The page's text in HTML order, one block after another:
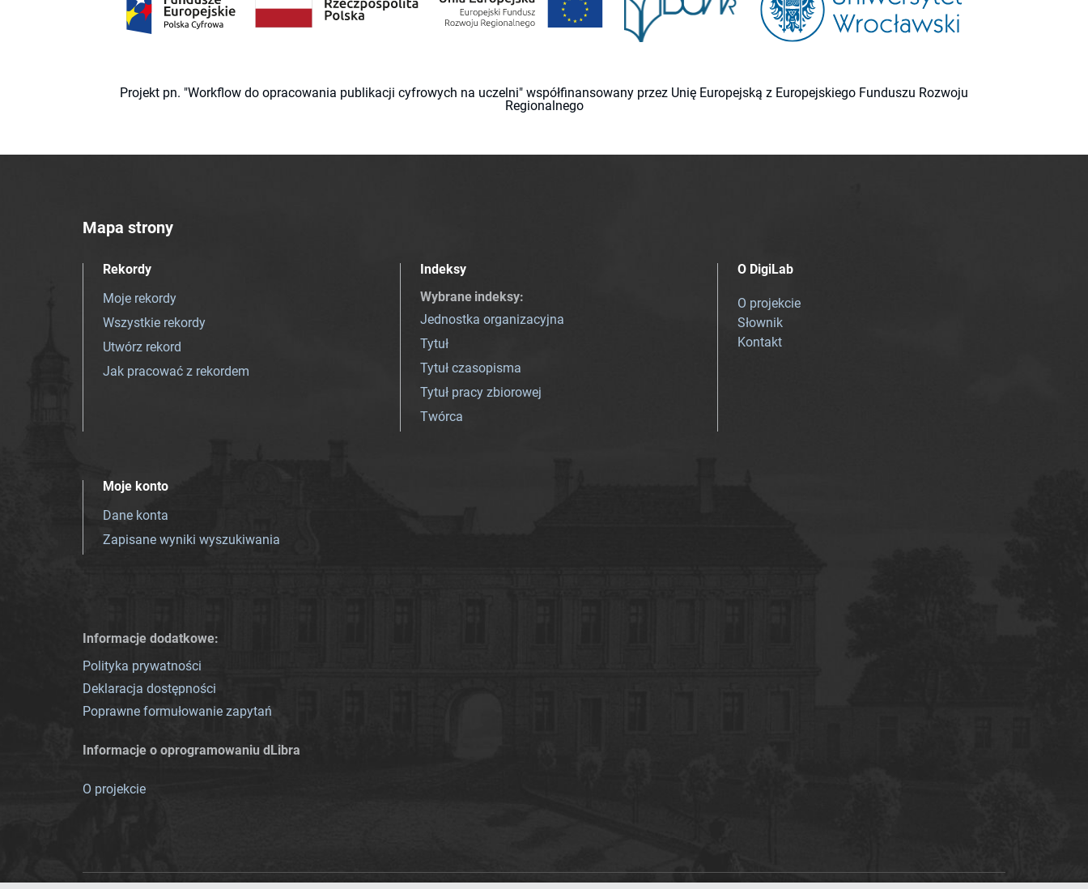
Projekt pn. "Workflow do opracowania publikacji cyfrowych na uczelni" współfinansowany przez Unię Europejską z Europejskiego Funduszu Rozwoju
Regionalnego
Mapa strony
Rekordy
Moje rekordy
Wszystkie rekordy
Utwórz rekord
Jak pracować z rekordem
Indeksy
Wybrane indeksy:
Jednostka organizacyjna
Tytuł
Tytuł czasopisma
Tytuł pracy zbiorowej
Twórca
O DigiLab
O projekcie
Słownik
Kontakt
Moje konto
Dane konta
Zapisane wyniki wyszukiwania
Informacje dodatkowe:
Polityka prywatności
Deklaracja dostępności
Poprawne formułowanie zapytań
Informacje o oprogramowaniu dLibra
O projekcie